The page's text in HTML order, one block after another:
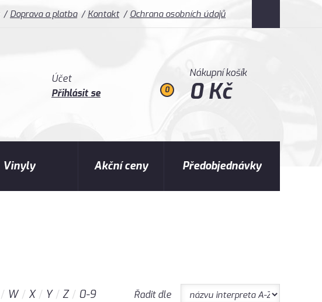
Doprava a platba Kontakt Ochrana osobních údajů
Účet
Přihlásit se
0
Nákupní košík
0 Kč
Vinyly Akční ceny Předobjednávky
W X Y Z 0-9 Řadit dle